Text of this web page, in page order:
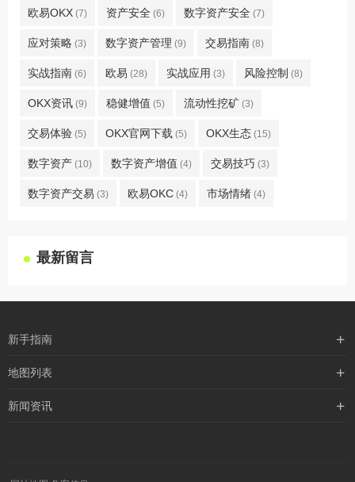
欧易OKX (7) 资产安全 (6) 数字资产安全 (7)
应对策略 (3) 数字资产管理 (9) 交易指南 (8)
实战指南 (6) 欧易 (28) 实战应用 (3) 风险控制 (8)
OKX资讯 (9) 稳健增值 (5) 流动性挖矿 (3)
交易体验 (5) OKX官网下载 (5) OKX生态 (15)
数字资产 (10) 数字资产增值 (4) 交易技巧 (3)
数字资产交易 (3) 欧易OKC (4) 市场情绪 (4)
最新留言
新手指南
购买流程
地图列表
最新文章
新闻资讯